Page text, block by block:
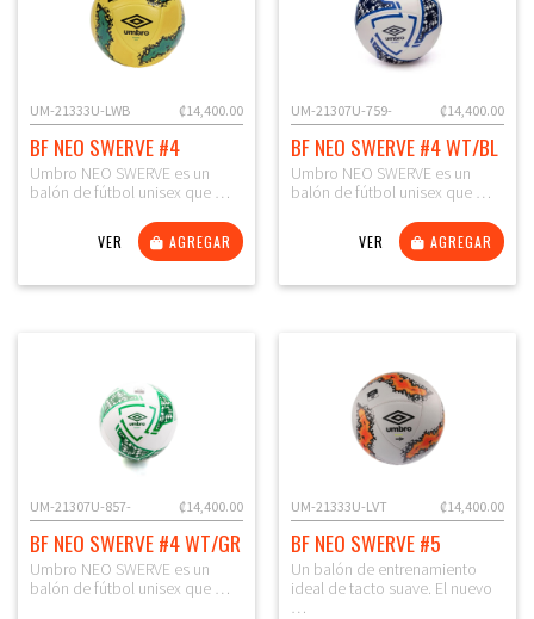
₡14,400.00
UM-21333U-LWB
BF NEO SWERVE #4
Umbro NEO SWERVE es un
balón de fútbol unisex que …
VER AGREGAR
₡14,400.00
UM-21307U-759-
BF NEO SWERVE #4 WT/BL
Umbro NEO SWERVE es un
balón de fútbol unisex que …
VER AGREGAR
₡14,400.00
UM-21307U-857-
BF NEO SWERVE #4 WT/GR
Umbro NEO SWERVE es un
balón de fútbol unisex que …
₡14,400.00
UM-21333U-LVT
BF NEO SWERVE #5
Un balón de entrenamiento
ideal de tacto suave. El nuevo
…